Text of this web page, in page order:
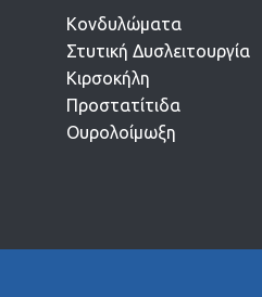
Κονδυλώματα
Στυτική Δυσλειτουργία
Κιρσοκήλη
Προστατίτιδα
Ουρολοίμωξη